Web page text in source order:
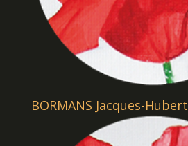
BORMANS Jacques-Hubert